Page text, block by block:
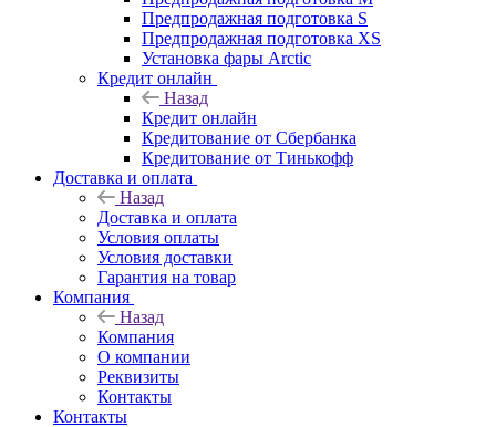
Предпродажная подготовка S
Предпродажная подготовка XS
Установка фары Arctic
Кредит онлайн
Назад
Кредит онлайн
Кредитование от Сбербанка
Кредитование от Тинькофф
Доставка и оплата
Назад
Доставка и оплата
Условия оплаты
Условия доставки
Гарантия на товар
Компания
Назад
Компания
О компании
Реквизиты
Контакты
Контакты